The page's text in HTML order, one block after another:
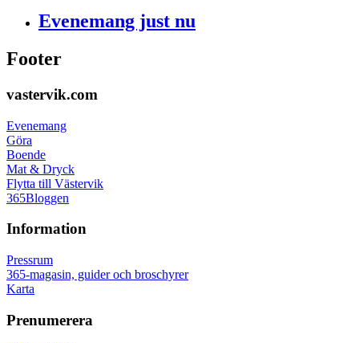
Evenemang just nu
Footer
vastervik.com
Evenemang
Göra
Boende
Mat & Dryck
Flytta till Västervik
365Bloggen
Information
Pressrum
365-magasin, guider och broschyrer
Karta
Prenumerera